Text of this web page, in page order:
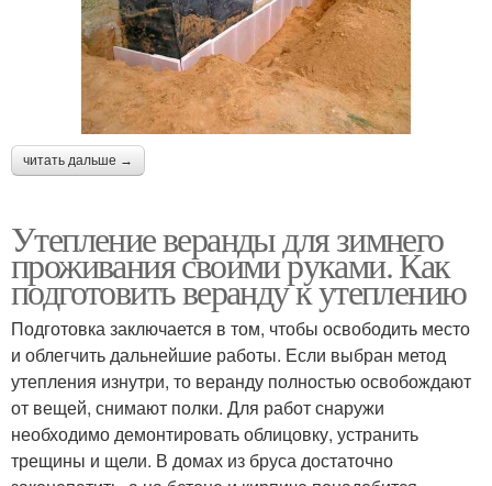
читать дальше →
Утепление веранды для зимнего
проживания своими руками. Как
подготовить веранду к утеплению
Подготовка заключается в том, чтобы освободить место
и облегчить дальнейшие работы. Если выбран метод
утепления изнутри, то веранду полностью освобождают
от вещей, снимают полки. Для работ снаружи
необходимо демонтировать облицовку, устранить
трещины и щели. В домах из бруса достаточно